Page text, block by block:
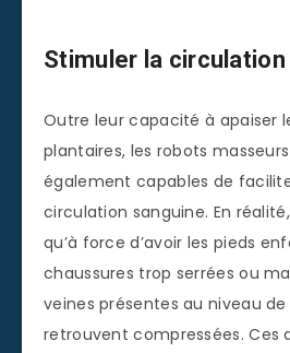
Stimuler la circulation
Outre leur capacité à apaiser
plantaires, les robots
également capables de
circulation sanguine. En
qu’à force d’avoir les pieds
chaussures trop serrées ou
veines présentes au niveau
retrouvent compressées. Ces